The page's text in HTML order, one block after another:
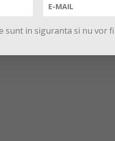
sunt in siguranta si nu vor